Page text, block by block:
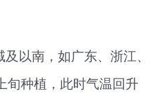
南，如广东、浙江、
旬种植，此时气温回升